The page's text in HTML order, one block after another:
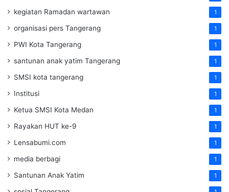
kegiatan Ramadan wartawan 1
organisasi pers Tangerang 1
PWI Kota Tangerang 1
santunan anak yatim Tangerang 1
SMSI kota tangerang 1
Institusi 1
Ketua SMSI Kota Medan 1
Rayakan HUT ke-9 1
Lensabumi.com 1
media berbagi 1
Santunan Anak Yatim 1